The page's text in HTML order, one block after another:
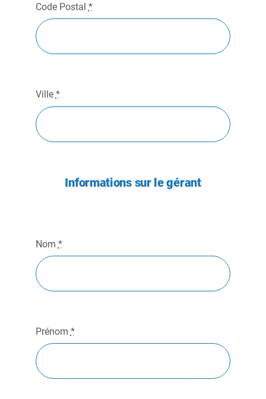
Code Postal *
Ville *
Informations sur le gérant
Nom *
Prénom *